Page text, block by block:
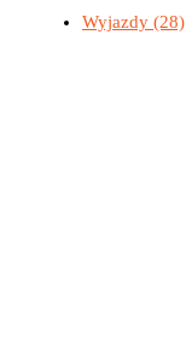
Wyjazdy (28)